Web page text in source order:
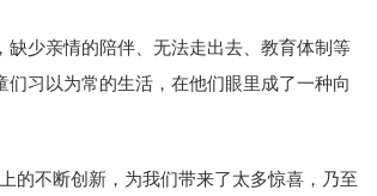
少亲情的陪伴、无法走出去、教育体制等
习以为常的生活，在他们眼里成了一种向
的不断创新，为我们带来了太多惊喜，乃至